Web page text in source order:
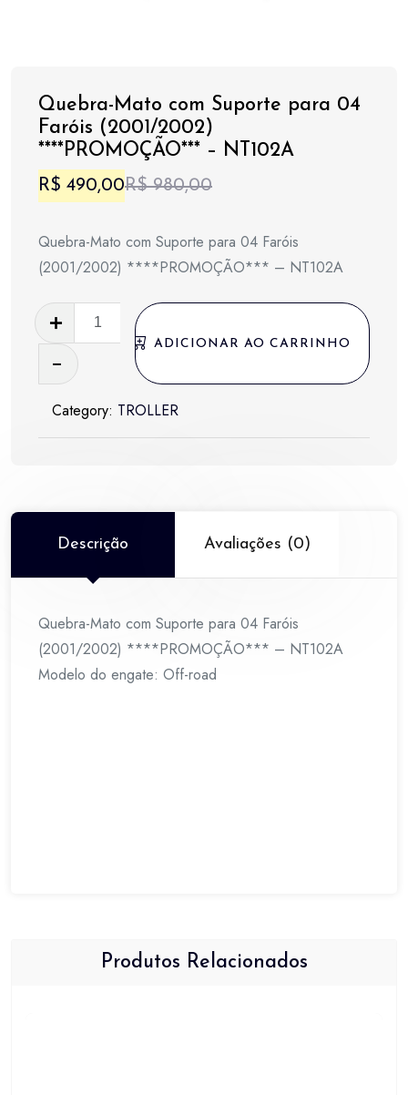
Quebra-Mato com Suporte para 04
Faróis (2001/2002)
****PROMOÇÃO*** – NT102A
R$980,00O
original
R$ 490,00
O
atual
Quebra-Mato com Suporte para 04 Faróis
(2001/2002) ****PROMOÇÃO*** – NT102A
Quebra-
Mato
para
04
****PROMOÇÃO***
-
ADICIONAR AO CARRINHO
Category: TROLLER
Descrição Avaliações (0)
Quebra-Mato com Suporte para 04 Faróis
(2001/2002) ****PROMOÇÃO*** – NT102A
Modelo do engate: Off-road
Produtos Relacionados